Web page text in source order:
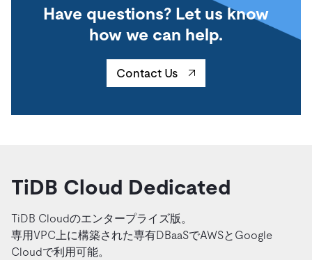
Have questions? Let us know
how we can help.
Contact Us
TiDB Cloud Dedicated
TiDB Cloudのエンタープライズ版。
専用VPC上に構築された専有DBaaSでAWSとGoogle
Cloudで利用可能。